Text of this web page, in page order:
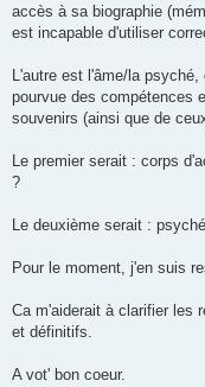
accès à sa biographie
est incapable d'utiliser
L'autre est l'âme/la
pourvue des compétences
souvenirs (ainsi que de
Le premier serait : corps
?
Le deuxième serait :
Pour le moment, j'en suis
Ca m'aiderait à clarifier les
et définitifs.
A vot' bon coeur.